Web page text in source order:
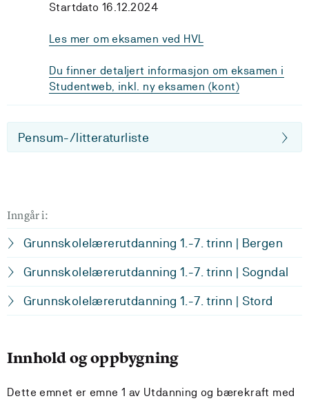
Startdato 16.12.2024
Les mer om eksamen ved HVL
Du finner detaljert informasjon om eksamen i
Studentweb, inkl. ny eksamen (kont)
Pensum-/litteraturliste
Inngår i:
Grunnskolelærerutdanning 1.-7. trinn | Bergen
Grunnskolelærerutdanning 1.-7. trinn | Sogndal
Grunnskolelærerutdanning 1.-7. trinn | Stord
Innhold og oppbygning
Dette emnet er emne 1 av Utdanning og bærekraft med